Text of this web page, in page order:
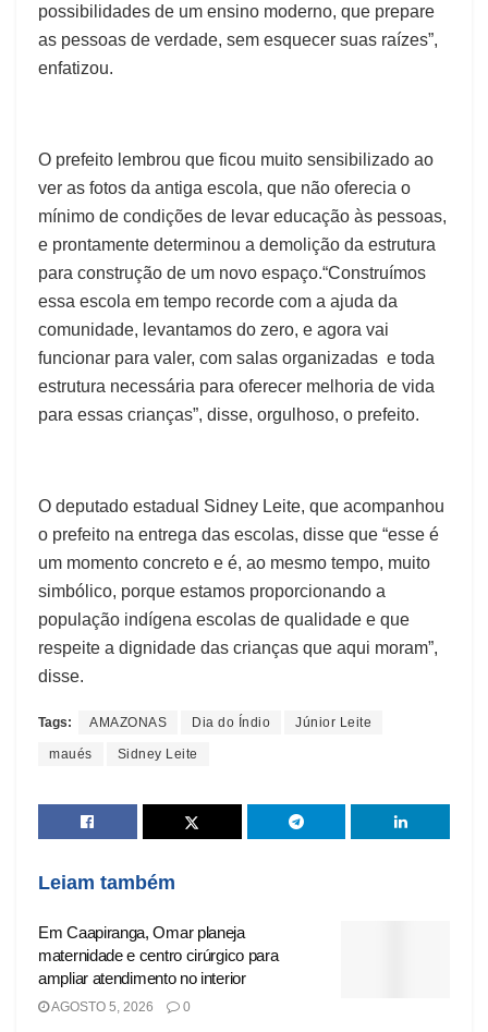
possibilidades de um ensino moderno, que prepare
as pessoas de verdade, sem esquecer suas raízes”,
enfatizou.
O prefeito lembrou que ficou muito sensibilizado ao
ver as fotos da antiga escola, que não oferecia o
mínimo de condições de levar educação às pessoas,
e prontamente determinou a demolição da estrutura
para construção de um novo espaço.“Construímos
essa escola em tempo recorde com a ajuda da
comunidade, levantamos do zero, e agora vai
funcionar para valer, com salas organizadas e toda
estrutura necessária para oferecer melhoria de vida
para essas crianças”, disse, orgulhoso, o prefeito.
O deputado estadual Sidney Leite, que acompanhou
o prefeito na entrega das escolas, disse que “esse é
um momento concreto e é, ao mesmo tempo, muito
simbólico, porque estamos proporcionando a
população indígena escolas de qualidade e que
respeite a dignidade das crianças que aqui moram”,
disse.
Tags: AMAZONAS Dia do Índio Júnior Leite
maués Sidney Leite
Leiam também
Em Caapiranga, Omar planeja
maternidade e centro cirúrgico para
ampliar atendimento no interior
AGOSTO 5, 2026 0